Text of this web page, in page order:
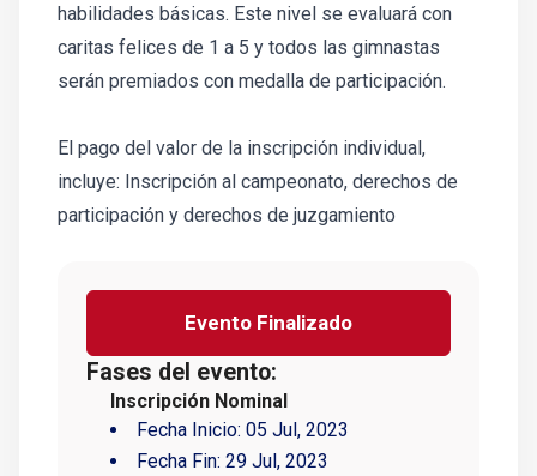
habilidades básicas. Este nivel se evaluará con
caritas felices de 1 a 5 y todos las gimnastas
serán premiados con medalla de participación.
El pago del valor de la inscripción individual,
incluye: Inscripción al campeonato, derechos de
participación y derechos de juzgamiento
Evento Finalizado
Fases del evento:
Inscripción Nominal
Fecha Inicio: 05 Jul, 2023
Fecha Fin: 29 Jul, 2023